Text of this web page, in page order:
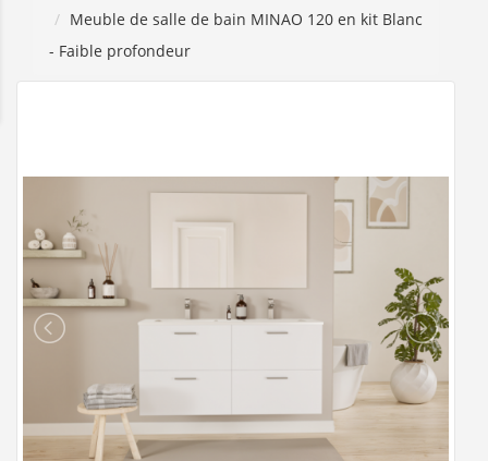
Meuble de salle de bain MINAO 120 en kit Blanc
- Faible profondeur